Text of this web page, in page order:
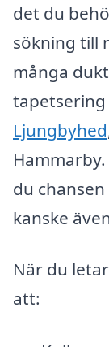
det du
sökning till
många
tapetsering
Ljungbyhed
du
kanske
När du
att: